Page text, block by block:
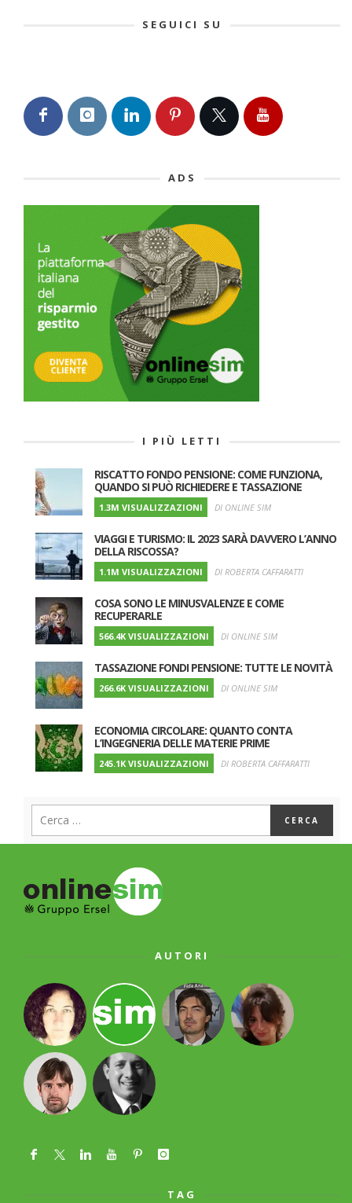
SEGUICI SU
ADS
I PIÙ LETTI
RISCATTO FONDO PENSIONE: COME FUNZIONA,
QUANDO SI PUÒ RICHIEDERE E TASSAZIONE
1.3M VISUALIZZAZIONI DI ONLINE SIM
VIAGGI E TURISMO: IL 2023 SARÀ DAVVERO L’ANNO
DELLA RISCOSSA?
1.1M VISUALIZZAZIONI DI ROBERTA CAFFARATTI
COSA SONO LE MINUSVALENZE E COME
RECUPERARLE
566.4K VISUALIZZAZIONI DI ONLINE SIM
TASSAZIONE FONDI PENSIONE: TUTTE LE NOVITÀ
266.6K VISUALIZZAZIONI DI ONLINE SIM
ECONOMIA CIRCOLARE: QUANTO CONTA
L’INGEGNERIA DELLE MATERIE PRIME
245.1K VISUALIZZAZIONI DI ROBERTA CAFFARATTI
AUTORI
TAG